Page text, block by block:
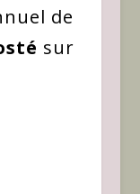
de
sur